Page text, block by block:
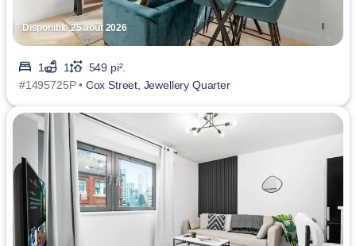
Disponible 25 août 2026
1 1
549 pi².
#1495725P • Cox Street, Jewellery Quarter